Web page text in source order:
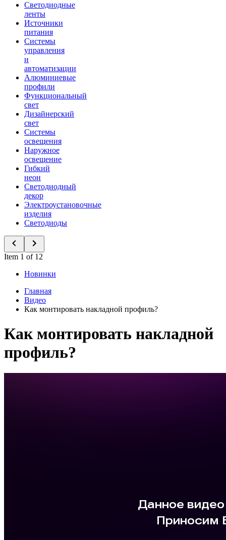
Светодиодные
ленты
Источники
питания
Системы
управления
и
автоматизации
Алюминиевые
профили
Функциональный
свет
Дизайнерский
свет
Системы
освещения
Наружное
освещение
Гибкий
неон
Светодиодный
декор
Электроустановочные
изделия
Светодиоды
Item 1 of 12
Новинки
Главная
Видео
Как монтировать накладной профиль?
Как монтировать накладной
профиль?